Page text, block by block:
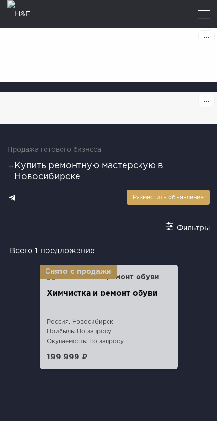
Продажа готового бизнеса
Купить ремонтную мастерскую в
Новосибирске
Разместить объявление
Фильтры
Всего 1 предложение
Химчистка и ремонт обуви
Россия, Новосибирск
Прибыль: По запросу
Окупаемость: По запросу
199 999 ₽